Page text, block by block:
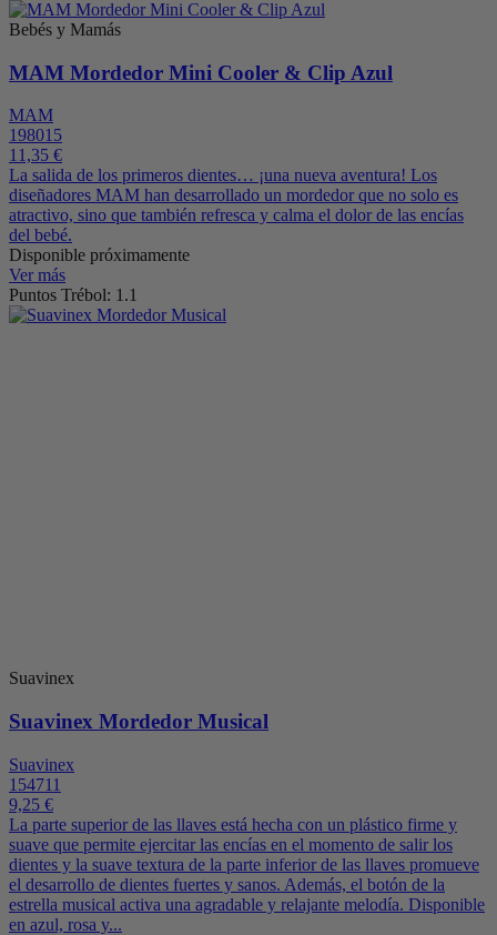
Bebés y Mamás
MAM Mordedor Mini Cooler & Clip Azul
MAM
198015
11,35 €
La salida de los primeros dientes… ¡una nueva aventura! Los
diseñadores MAM han desarrollado un mordedor que no solo es
atractivo, sino que también refresca y calma el dolor de las encías
del bebé.
Disponible próximamente
Ver más
Puntos Trébol: 1.1
Suavinex
Suavinex Mordedor Musical
Suavinex
154711
9,25 €
La parte superior de las llaves está hecha con un plástico firme y
suave que permite ejercitar las encías en el momento de salir los
dientes y la suave textura de la parte inferior de las llaves promueve
el desarrollo de dientes fuertes y sanos. Además, el botón de la
estrella musical activa una agradable y relajante melodía. Disponible
en azul, rosa y...